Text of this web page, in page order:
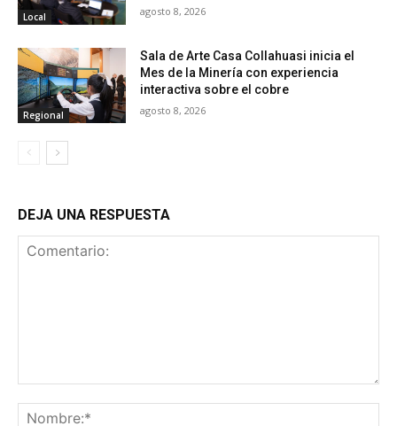
Local agosto 8, 2026
Regional
Sala de Arte Casa Collahuasi inicia el
Mes de la Minería con experiencia
interactiva sobre el cobre
agosto 8, 2026
DEJA UNA RESPUESTA